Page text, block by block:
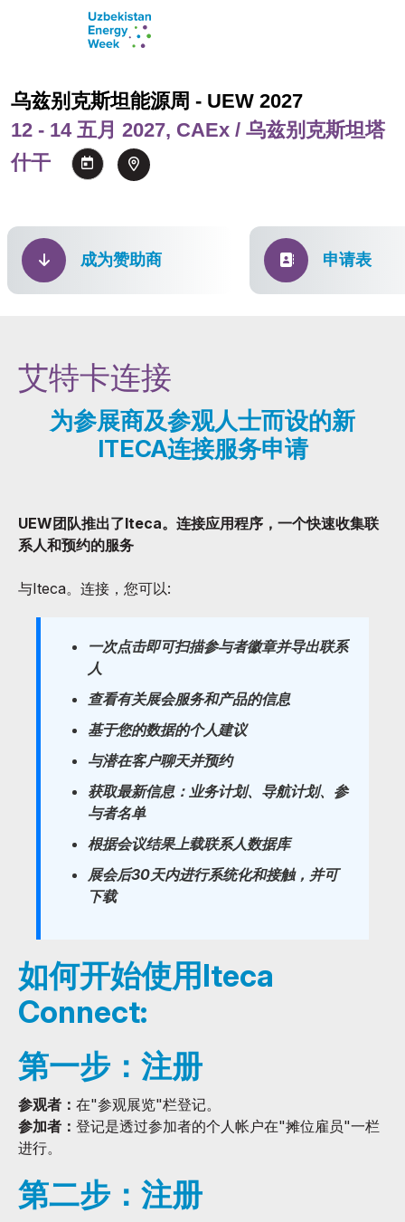
乌兹别克斯坦能源周 - UEW 2027
12 - 14 五月 2027, CAEx / 乌兹别克斯坦塔
什干
成为赞助商 申请表
艾特卡连接
为参展商及参观人士而设的新
ITECA连接服务申请
UEW团队推出了Iteca。连接应用程序，一个快速收集联
系人和预约的服务
与Iteca。连接，您可以:
一次点击即可扫描参与者徽章并导出联系
人
查看有关展会服务和产品的信息
基于您的数据的个人建议
与潜在客户聊天并预约
获取最新信息：业务计划、导航计划、参
与者名单
根据会议结果上载联系人数据库
展会后30天内进行系统化和接触，并可
下载
如何开始使用Iteca
Connect:
第一步：注册
参观者： 在"参观展览"栏登记。
参加者： 登记是透过参加者的个人帐户在"摊位雇员"一栏
进行。
第二步：注册